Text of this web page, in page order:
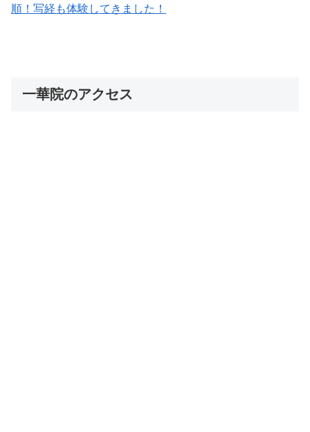
順！写経も体験してきました！
一華院のアクセス